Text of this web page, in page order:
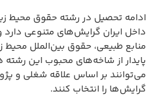
ادامه تحصیل در رشته حقوق محیط
داخل ایران گرایش‌های متنوعی
منابع طبیعی، حقوق بین‌الملل
پایدار از شاخه‌های محبوب این
می‌توانند بر اساس علاقه شغلی و
گرایش‌ها را انتخاب کنند.